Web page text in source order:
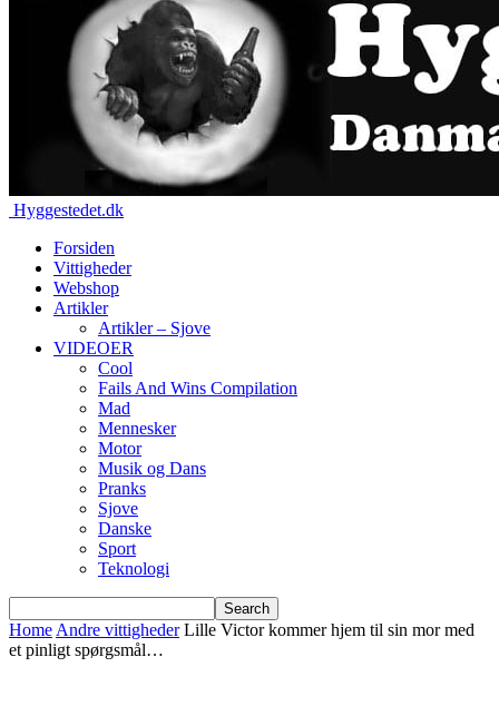
Hyggestedet.dk
Forsiden
Vittigheder
Webshop
Artikler
Artikler – Sjove
VIDEOER
Cool
Fails And Wins Compilation
Mad
Mennesker
Motor
Musik og Dans
Pranks
Sjove
Danske
Sport
Teknologi
Home Andre vittigheder Lille Victor kommer hjem til sin mor med
et pinligt spørgsmål…